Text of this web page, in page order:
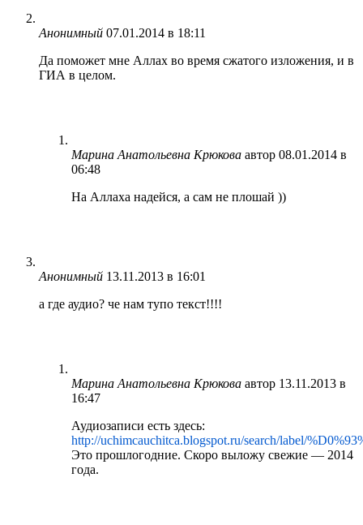
Анонимный 07.01.2014 в 18:11
Да поможет мне Аллах во время сжатого изложения, и в
ГИА в целом.
Марина Анатольевна Крюкова автор 08.01.2014 в
06:48
На Аллаха надейся, а сам не плошай ))
Анонимный 13.11.2013 в 16:01
а где аудио? че нам тупо текст!!!!
Марина Анатольевна Крюкова автор 13.11.2013 в
16:47
Аудиозаписи есть здесь:
http://uchimcauchitca.blogspot.ru/search/label/
Это прошлогодние. Скоро выложу свежие — 2014
года.